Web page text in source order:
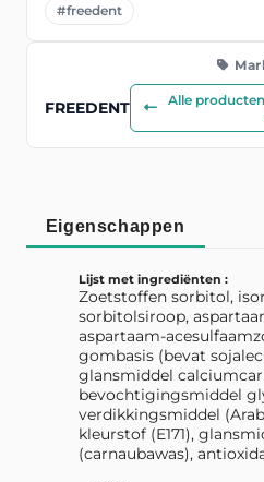
#freedent
FREEDENT
Alle
Eigenschappen
Lijst met ingrediënten :
Zoetstoffen sorbitol,
sorbitolsiroop,
aspartaam-
gombasis (bevat
glansmiddel
bevochtigingsmiddel
verdikkingsmiddel
kleurstof (E171),
(carnaubawas),